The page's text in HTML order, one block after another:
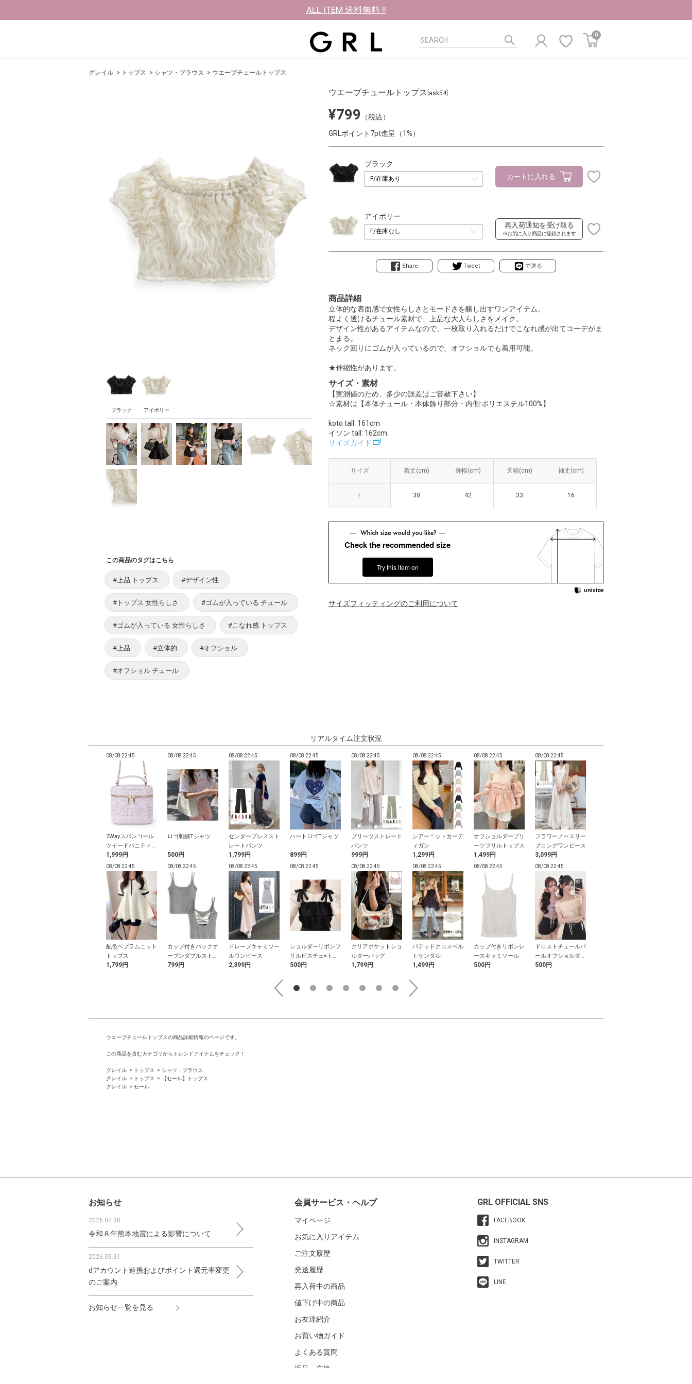
ALL ITEM 送料無料 !!
0
グレイル トップス シャツ・ブラウス ウエーブチュールトップス
ブラック アイボリー
ウエーブチュールトップス [ask54]
¥799
（税込）
GRLポイント7pt進呈（1%）
ブラック
カートに入れる
アイボリー
再入荷通知を受け取る
※お気に入り商品に登録されます
Share Tweet で送る
商品詳細
立体的な表面感で女性らしさとモードさを醸し出すワンアイテム。
程よく透けるチュール素材で、上品な大人らしさをメイク。
デザイン性があるアイテムなので、一枚取り入れるだけでこなれ感が出てコーデがま
とまる。
ネック回りにゴムが入っているので、オフショルでも着用可能。
★伸縮性があります。
サイズ・素材
【実測値のため、多少の誤差はご容赦下さい】
☆素材は【本体チュール・本体飾り部分・内側:ポリエステル100%】
koto tall: 161cm
イソン tall: 162cm
サイズガイド
サイズ 着丈(cm) 身幅(cm) 天幅(cm) 袖丈(cm)
F 30 42 33 16
サイズ 着丈(cm) 身幅(cm) 天幅(cm) 袖丈(cm)
F 30 42 33 16
Check the recommended size
Try this item on
サイズフィッティングのご利用について
この商品のタグはこちら
#上品 トップス #デザイン性
#トップス 女性らしさ #ゴムが入っている チュール
#ゴムが入っている 女性らしさ #こなれ感 トップス
#上品 #立体的 #オフショル
#オフショル チュール
リアルタイム注文状況
08/08 22:45
2Wayスパンコール
ツイードバニティバ
ッグ
1,999円
08/08 22:45
ロゴ刺繍Tシャツ
500円
08/08 22:45
センタープレススト
レートパンツ
1,799円
08/08 22:45
ハートロゴTシャツ
899円
08/08 22:45
プリーツストレート
パンツ
999円
08/08 22:45
シアーニットカーデ
ィガン
1,299円
08/08 22:45
オフショルダープリ
ーツフリルトップス
1,499円
08/08 22:45
フラワーノースリー
ブロングワンピース
3,099円
08/08 22:45
配色ペプラムニット
トップス
1,799円
08/08 22:45
カップ付きバックオ
ープンダブルストラ
ップキャミソール
799円
08/08 22:45
ドレープキャミソー
ルワンピース
2,399円
08/08 22:45
ショルダーリボンフ
リルビスチェ×トッ
プスアンサンブル
500円
08/08 22:45
クリアポケットショ
ルダーバッグ
1,799円
08/08 22:45
パテッドクロスベル
トサンダル
1,499円
08/08 22:45
カップ付きリボンレ
ースキャミソール
500円
08/08 22:45
ドロストチュールパ
ールオフショルダー
トップス
500円
ウエーブチュールトップスの商品詳細情報のページです。
この商品を含むカテゴリからトレンドアイテムをチェック！
グレイル トップス
シャツ・ブラウス
グレイル
トップス
【セール】トップス
グレイル
セール
お知らせ
2026.07.30
令和８年熊本地震による影響について
2026.03.31
dアカウント連携およびポイント還元率変更
のご案内
お知らせ一覧を見る
会員サービス・ヘルプ
マイページ
お気に入りアイテム
ご注文履歴
発送履歴
再入荷中の商品
値下げ中の商品
お友達紹介
お買い物ガイド
よくある質問
返品・交換
GRL OFFICIAL SNS
FACEBOOK
INSTAGRAM
TWITTER
LINE